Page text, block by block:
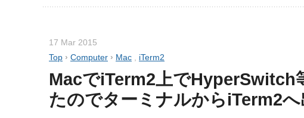
17 Mar 2015
Top › Computer › Mac iTerm2
MacでiTerm2上でHyperSwitch
たのでターミナルからiTerm2